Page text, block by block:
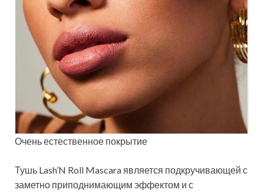
Очень естественное покрытие
Тушь Lash’N Roll Mascara является подкручивающей с
заметно приподнимающим эффектом и с